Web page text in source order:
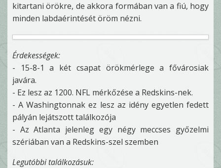
kitartani örökre, de akkora formában van a fiú, hogy
minden labdaérintését öröm nézni.
Érdekességek:
- 15-8-1 a két csapat örökmérlege a fővárosiak
javára.
- Ez lesz az 1200. NFL mérkőzése a Redskins-nek.
- A Washingtonnak ez lesz az idény egyetlen fedett
pályán lejátszott találkozója
- Az Atlanta jelenleg egy négy meccses győzelmi
szériában van a Redskins-szel szemben
Legutóbbi találkozásuk: